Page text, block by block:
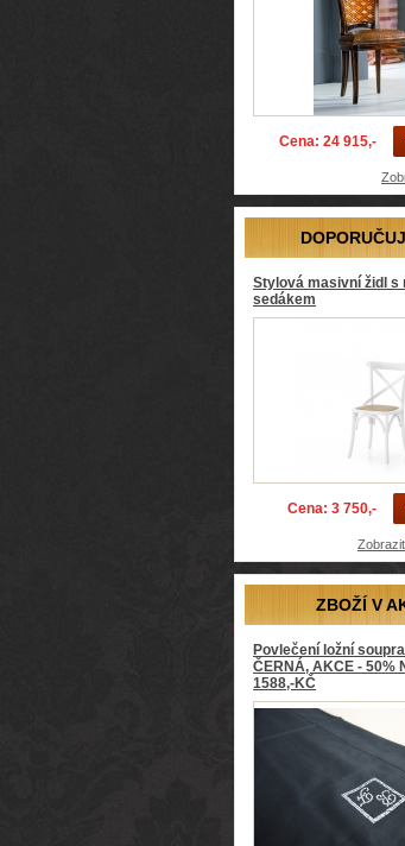
Cena: 24 915,-
Stylová masivní židl s
sedákem
Cena: 3 750,-
ZBOŽÍ V
Povlečení ložní
ČERNÁ, AKCE - 50%
1588,-KČ